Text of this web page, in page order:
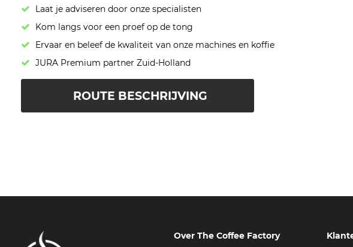
Laat je adviseren door onze specialisten
Kom langs voor een proef op de tong
Ervaar en beleef de kwaliteit van onze machines en koffie
JURA Premium partner Zuid-Holland
ROUTE BESCHRIJVING
Over The Coffee Factory